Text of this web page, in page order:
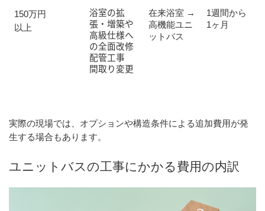
150万円
以上
浴室の拡
張・増築や
高級仕様へ
の全面改修
配管工事
間取り変更
在来浴室 →
高機能ユニ
ットバス
1週間から
1ヶ月
実際の現場では、オプションや構造条件による追加費用が発
生する場合もあります。
ユニットバスの工事にかかる費用の内訳